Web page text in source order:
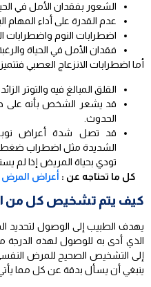
الشعور بفقدان الأمل في
عدم القدرة على أداء المهام
اضطرابات النوم واضطرابات
فقدان الأمل في الحياة
أما اضطرابات الانزعاج العصبي
القلق المبالغ فيه والتوتر
قد يشعر الشخص بأنه على
الحدوث.
قد تصل شدة أعراض
الشديدة مثل اضطراب ضغط
تودي بحياة المريض إذا لم
كل ما تحتاجه عن : أعراض المرض
كيف يتم تشخيص كل من
يهدف الطبيب إلى الوصول لتحديد
الذي أدى به للوصول لهذه
إلى التشخيص الصحيح للمرض
ينبغي أن يسأل بدقة عن كل مما